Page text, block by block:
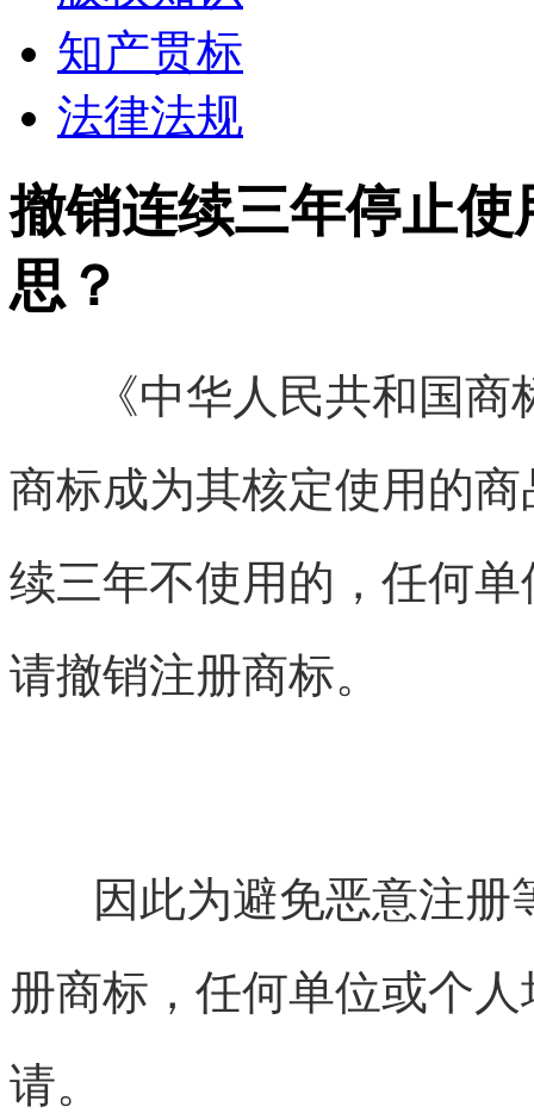
知产贯标
法律法规
撤销连续三年停止
思？
《中华人民共和国商
商标成为其核定使用的
续三年不使用的，任何
请撤销注册商标。
因此为避免恶意注册
册商标，任何单位或个
请。